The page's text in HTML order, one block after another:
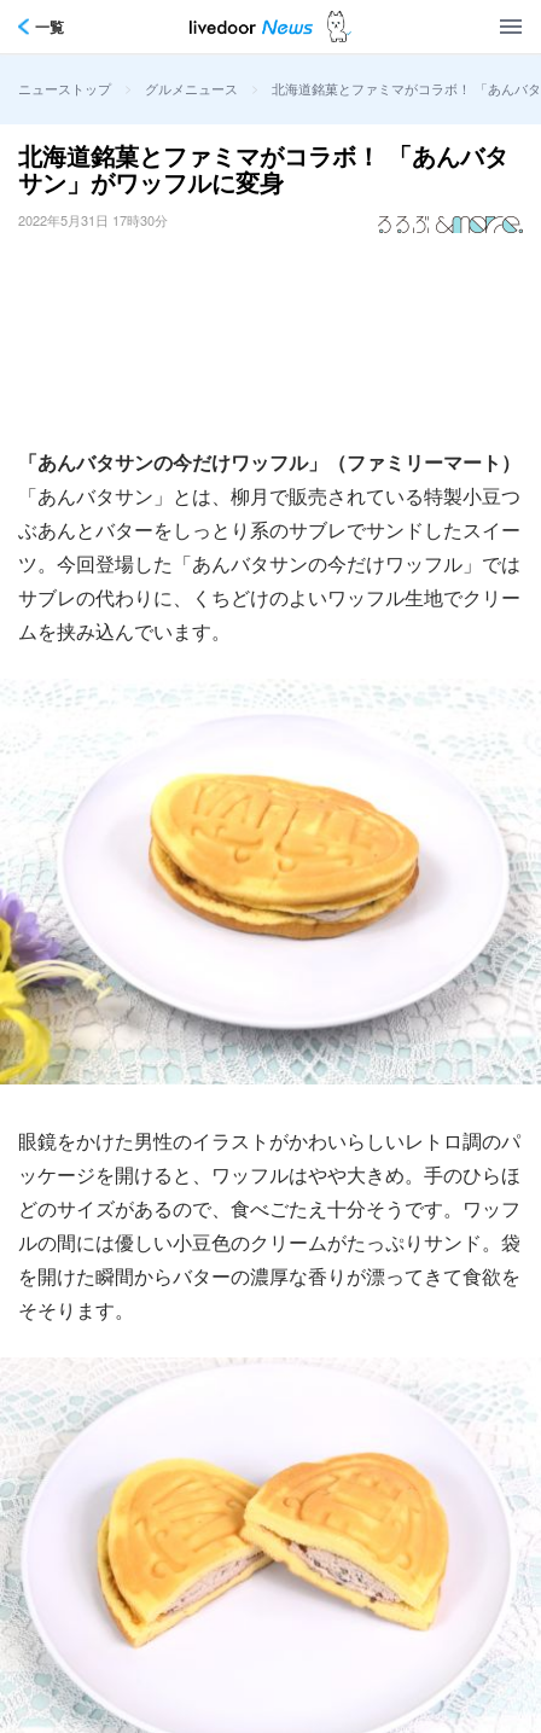
一覧
ニューストップ > グルメニュース > 北海道銘菓とファミマがコラボ！ 「あんバ
北海道銘菓とファミマがコラボ！ 「あんバタ
サン」がワッフルに変身
2022年5月31日 17時30分
「あんバタサンの今だけワッフル」（ファミリーマート）
「あんバタサン」とは、柳月で販売されている特製小豆つ
ぶあんとバターをしっとり系のサブレでサンドしたスイー
ツ。今回登場した「あんバタサンの今だけワッフル」では
サブレの代わりに、くちどけのよいワッフル生地でクリー
ムを挟み込んでいます。
眼鏡をかけた男性のイラストがかわいらしいレトロ調のパ
ッケージを開けると、ワッフルはやや大きめ。手のひらほ
どのサイズがあるので、食べごたえ十分そうです。ワッフ
ルの間には優しい小豆色のクリームがたっぷりサンド。袋
を開けた瞬間からバターの濃厚な香りが漂ってきて食欲を
そそります。